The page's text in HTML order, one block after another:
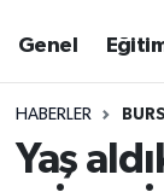
Genel
HABERLER
Yaş
Süper Lig